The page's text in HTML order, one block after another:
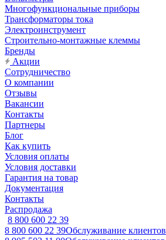
Многофункциональные приборы
Трансформаторы тока
Электроинструмент
Строительно-монтажные клеммы
Бренды
Акции
Сотрудничество
О компании
Отзывы
Вакансии
Контакты
Партнеры
Блог
Как купить
Условия оплаты
Условия доставки
Гарантия на товар
Документация
Контакты
Распродажа
8 800 600 22 39
8 800 600 22 39Обслуживание клиентов